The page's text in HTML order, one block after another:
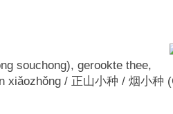
souchong), gerookte thee,
xiǎozhǒng / 正山小种 / 烟小种